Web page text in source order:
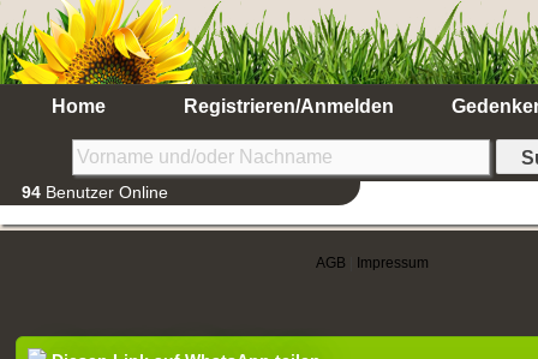
Home Registrieren/Anmelden
94 Benutzer Online
AGB Impressum